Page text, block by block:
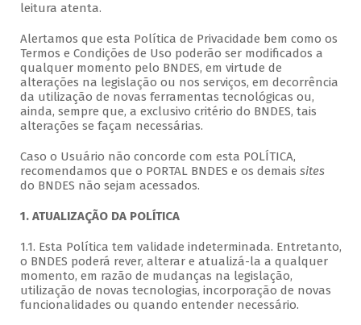
leitura atenta.
Alertamos que esta Política de Privacidade bem como os
Termos e Condições de Uso poderão ser modificados a
qualquer momento pelo BNDES, em virtude de
alterações na legislação ou nos serviços, em decorrência
da utilização de novas ferramentas tecnológicas ou,
ainda, sempre que, a exclusivo critério do BNDES, tais
alterações se façam necessárias.
Caso o Usuário não concorde com esta POLÍTICA,
recomendamos que o PORTAL BNDES e os demais sites
do BNDES não sejam acessados.
1. ATUALIZAÇÃO DA POLÍTICA
1.1. Esta Política tem validade indeterminada. Entretanto,
o BNDES poderá rever, alterar e atualizá-la a qualquer
momento, em razão de mudanças na legislação,
utilização de novas tecnologias, incorporação de novas
funcionalidades ou quando entender necessário.